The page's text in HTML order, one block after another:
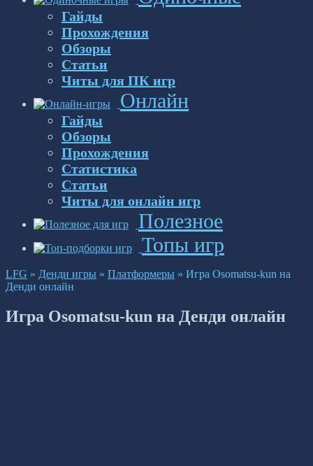
Гайды
Прохождения
Обзоры
Статьи
Читы для ПК игр
Онлайн
Гайды
Обзоры
Прохождения
Статистика
Статьи
Читы для онлайн игр
Полезное
Топы игр
LFG » Денди игры » Платформеры » Игра Osomatsu-kun на
Денди онлайн
Игра Osomatsu-kun на Денди онлайн